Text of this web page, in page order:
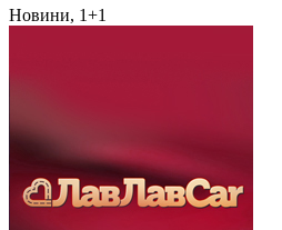
Новини, 1+1